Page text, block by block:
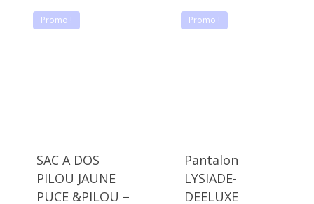
79,90€.
44,90€.
Promo !
SAC A DOS
PILOU JAUNE
PUCE &PILOU –
Promo !
Pantalon
LYSIADE-
DEELUXE